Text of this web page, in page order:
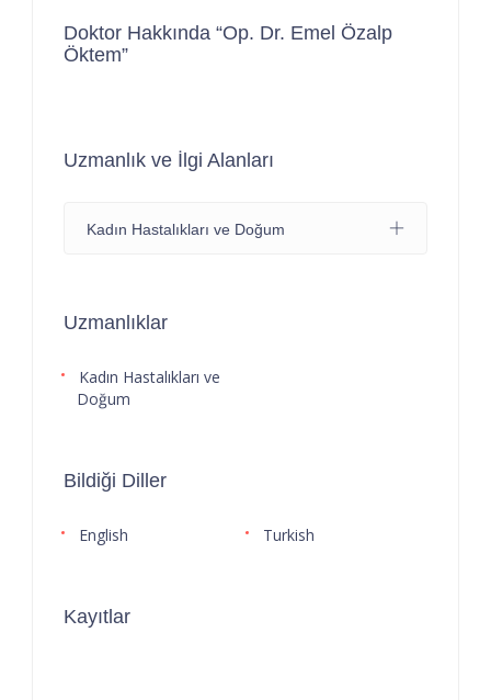
Doktor Hakkında “Op. Dr. Emel Özalp
Öktem”
Uzmanlık ve İlgi Alanları
Kadın Hastalıkları ve Doğum
Uzmanlıklar
Kadın Hastalıkları ve
Doğum
Bildiği Diller
English Turkish
Kayıtlar